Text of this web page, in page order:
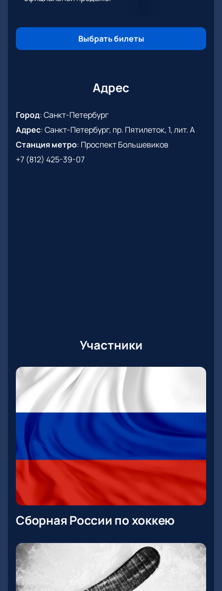
Не откладывайте на потом, ведь количество мест
ограничено. Купить билеты на нашем сайте — это
лучший способ обеспечить себе и своим близким
Выбрать билеты
Адрес
Город:Санкт-Петербург
Адрес:Санкт-Петербург, пр. Пятилеток, 1, лит. А
Станция метро: Проспект Большевиков
+7 (812) 425-39-07
Участники
Сборная России по хоккею